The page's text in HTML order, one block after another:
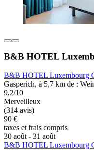
B&B HOTEL
B&B HOTEL Luxembourg
Gasperich, à 5,7 km de :
9,2/10
Merveilleux
(314 avis)
90 €
taxes et frais compris
30 août - 31 août
B&B HOTEL Luxembourg